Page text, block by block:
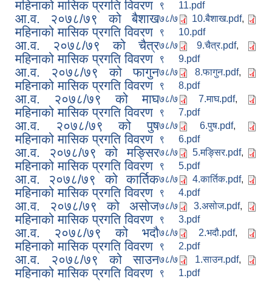
महिनाको मासिक प्रगति विवरण
९
11.pdf
आ.व. २०७८/७९ को बैशाख
महिनाको मासिक प्रगति विवरण
७८/७
९
10.बैशाख.pdf,
10.pdf
आ.व. २०७८/७९ को चैत्र
महिनाको मासिक प्रगति विवरण
७८/७
९
9.चैत्र.pdf,
9.pdf
आ.व. २०७८/७९ को फागुन
महिनाको मासिक प्रगति विवरण
७८/७
९
8.फागुन.pdf,
8.pdf
आ.व. २०७८/७९ को माघ
महिनाको मासिक प्रगति विवरण
७८/७
९
7.माघ.pdf,
7.pdf
आ.व. २०७८/७९ को पुष
महिनाको मासिक प्रगति विवरण
७८/७
९
6.पुष.pdf,
6.pdf
आ.व. २०७८/७९ को मङ्सिर
महिनाको मासिक प्रगति विवरण
७८/७
९
5.मङ्सिर.pdf,
5.pdf
आ.व. २०७८/७९ को कार्तिक
महिनाको मासिक प्रगति विवरण
७८/७
९
4.कार्तिक.pdf,
4.pdf
आ.व. २०७८/७९ को असोज
महिनाको मासिक प्रगति विवरण
७८/७
९
3.असोज.pdf,
3.pdf
आ.व. २०७८/७९ को भदौ
महिनाको मासिक प्रगति विवरण
७८/७
९
2.भदौ.pdf,
2.pdf
आ.व. २०७८/७९ को साउन
महिनाको मासिक प्रगति विवरण
७८/७
९
1.साउन.pdf,
1.pdf